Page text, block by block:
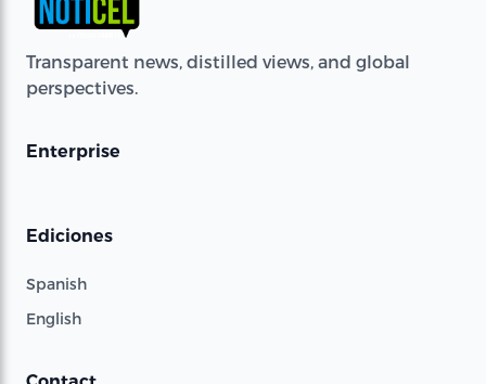
Transparent news, distilled views, and global
perspectives.
Enterprise
Ediciones
Spanish
English